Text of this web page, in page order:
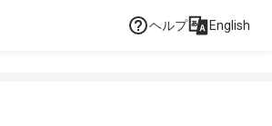
ヘルプ English